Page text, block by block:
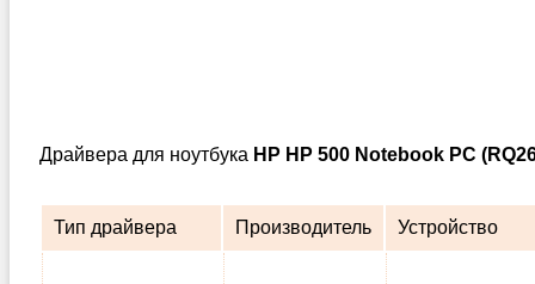
Драйвера для ноутбука HP HP 500 Notebook PC
Тип драйвера Производитель Устройство